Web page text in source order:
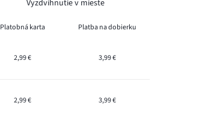
Vyzdvihnutie v mieste
Platobná karta Platba na dobierku
2,99 € 3,99 €
2,99 € 3,99 €